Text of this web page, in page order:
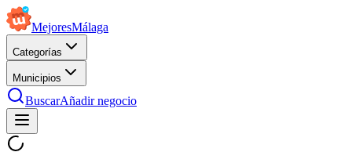
MejoresMálaga
Categorías
Municipios
BuscarAñadir negocio